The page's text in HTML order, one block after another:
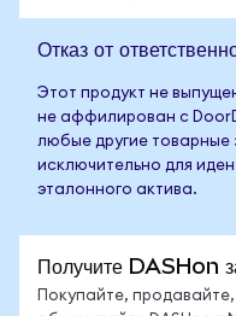
Отказ от
Этот продукт не
не аффилирован с
любые другие товарные
исключительно для
эталонного актива.
Получите DASHon
Покупайте, продавайте,